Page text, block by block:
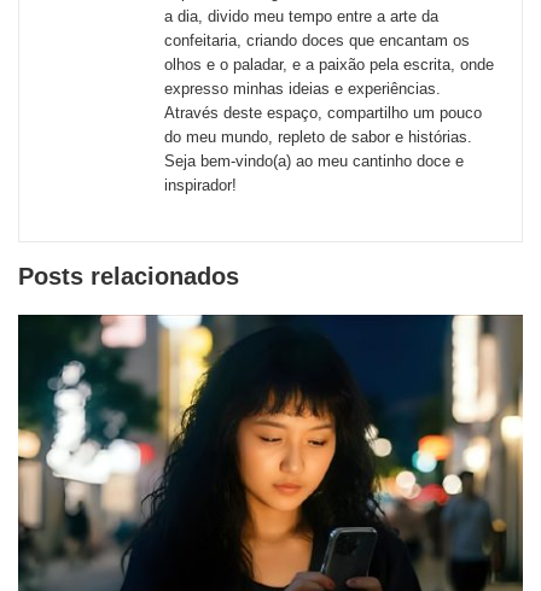
a dia, divido meu tempo entre a arte da
confeitaria, criando doces que encantam os
olhos e o paladar, e a paixão pela escrita, onde
expresso minhas ideias e experiências.
Através deste espaço, compartilho um pouco
do meu mundo, repleto de sabor e histórias.
Seja bem-vindo(a) ao meu cantinho doce e
inspirador!
Posts relacionados